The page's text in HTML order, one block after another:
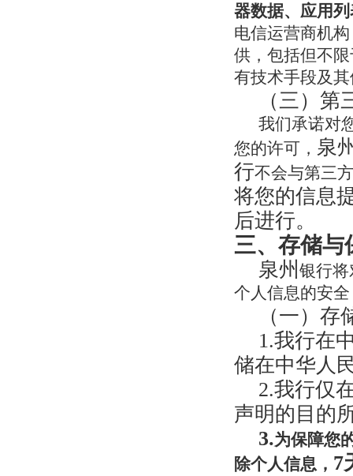
器数据、应用
电信运营商机
供，包括但不
有技术手段及
（三）第
我们承诺对
您的许可， 泉
行不会与第三
将您的信息
后进行。
三、存储与
泉州 银行
个人信息的安
（一）存
1.我行在
储在中华人
2.我行仅
声明的目的
3.为保障您
除个人信息， 7